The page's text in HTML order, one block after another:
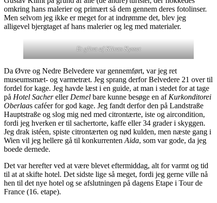
omkring hans malerier og primært så dem gennem deres fotolinser.
Men selvom jeg ikke er meget for at indrømme det, blev jeg
alligevel bjergtaget af hans malerier og leg med materialer.
Et glimt af Klimts Kysset
Da Øvre og Nedre Belvedere var gennemført, var jeg ret
museumsmæt- og varmetræt. Jeg sprang derfor Belvedere 21 over til
fordel for kage. Jeg havde læst i en guide, at man i stedet for at tage
på Hotel Sachereller Demel bare kunne besøge en af Kurkonditorei
Oberlaas caféer for god kage. Jeg fandt derfor den på Landstraße
Hauptstraße og slog mig ned med citrontærte, iste og aircondition,
fordi jeg hverken er til sachertorte, kaffe eller 34 grader i skyggen.
Jeg drak istéen, spiste citrontærten og nød kulden, men næste gang i
Wien vil jeg hellere gå til konkurrenten Aida, som var gode, da jeg
boede dernede.
Det var herefter ved at være blevet eftermiddag, alt for varmt og tid
til at at skifte hotel. Det sidste lige så meget, fordi jeg gerne ville nå
hen til det nye hotel og se afslutningen på dagens Etape i Tour de
France (16. etape).